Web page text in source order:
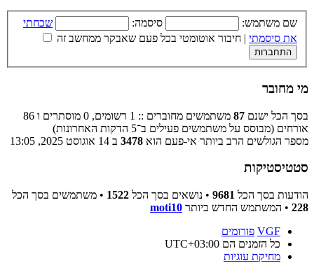
שם משתמש: סיסמה:
שכחתי
את סיסמתי | חיבור אוטומטי בכל פעם שאבקר ממחשב זה
מי מחובר
בסך הכל ישנם 87
משתמשים מחוברים :: 1 רשומים, 0 מוסתרים ו 86
אורחים (מבוסס על משתמשים פעילים ב־5 הדקות האחרונות)
מספר הגולשים הרב ביותר אי-פעם הוא 3478 ב 14 אוגוסט 2025, 13:05
סטטיסטיקות
הודעות בסך הכל 9681 • נושאים בסך הכל 1522 • משתמשים בסך הכל
228 • המשתמש החדש ביותר moti10
VGF פורומים
כל הזמנים הם UTC+03:00
מחיקת עוגיות